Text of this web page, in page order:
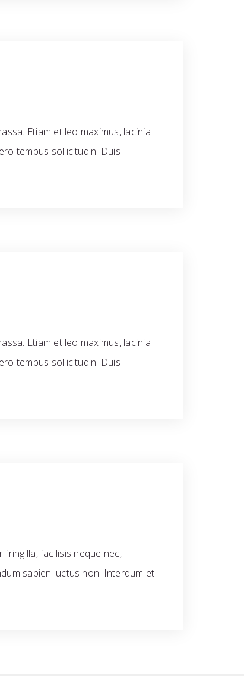
Etiam et leo maximus, lacinia
tempus sollicitudin. Duis
Etiam et leo maximus, lacinia
tempus sollicitudin. Duis
facilisis neque nec,
sapien luctus non. Interdum et